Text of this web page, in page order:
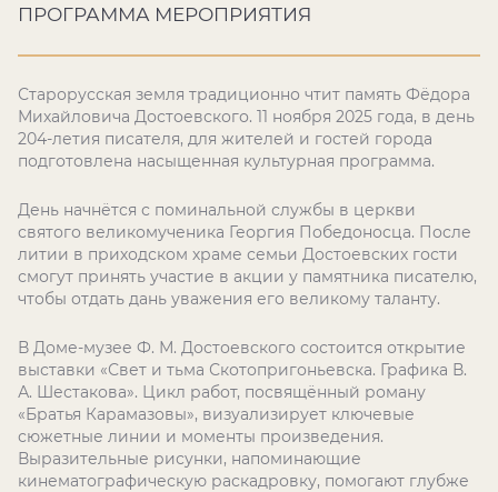
ПРОГРАММА МЕРОПРИЯТИЯ
Старорусская земля традиционно чтит память Фёдора
Михайловича Достоевского. 11 ноября 2025 года, в день
204-летия писателя, для жителей и гостей города
подготовлена насыщенная культурная программа.
День начнётся с поминальной службы в церкви
святого великомученика Георгия Победоносца. После
литии в приходском храме семьи Достоевских гости
смогут принять участие в акции у памятника писателю,
чтобы отдать дань уважения его великому таланту.
В Доме-музее Ф. М. Достоевского состоится открытие
выставки «Свет и тьма Скотопригоньевска. Графика В.
А. Шестакова». Цикл работ, посвящённый роману
«Братья Карамазовы», визуализирует ключевые
сюжетные линии и моменты произведения.
Выразительные рисунки, напоминающие
кинематографическую раскадровку, помогают глубже